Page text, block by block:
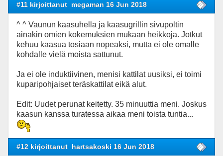
#11 kirjoittanut megaman 16 Jun 2018
^ ^ Vaunun kaasuhella ja kaasugrillin sivupoltin
ainakin omien kokemuksien mukaan heikkoja. Jotkut
kehuu kaasua tosiaan nopeaksi, mutta ei ole omalle
kohdalle vielä moista sattunut.
Ja ei ole induktiivinen, menisi kattilat uusiksi, ei toimi
kuparipohjaiset teräskattilat eikä alut.
Edit: Uudet perunat keitetty. 35 minuuttia meni. Joskus
kaasun kanssa turatessa aikaa meni toista tuntia...
#12 kirjoittanut hartsakoski 16 Jun 2018